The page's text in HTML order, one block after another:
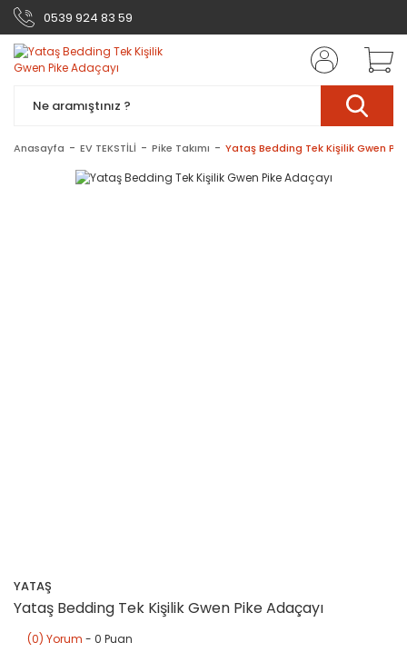
0539 924 83 59
Anasayfa EV TEKSTİLİ Pike Takımı Yataş Bedding Tek Kişilik Gwen
YATAŞ
Yataş Bedding Tek Kişilik Gwen Pike Adaçayı
(0) Yorum - 0 Puan